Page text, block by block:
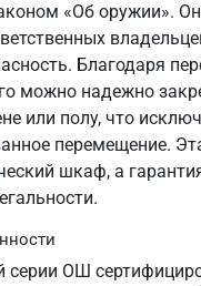
«Об оружии».
Благодаря
можно надежно
или полу, что
перемещение.
шкаф, а
серии ОШ